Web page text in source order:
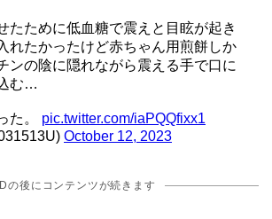
たために低血糖で震えと目眩が起き
れたかったけど赤ちゃん用煎餅しか
ンの陰に隠れながら震える手で口に
む…
た。 pic.twitter.com/iaPQQfixx1
October 12, 2023
の後にコンテンツが続きます